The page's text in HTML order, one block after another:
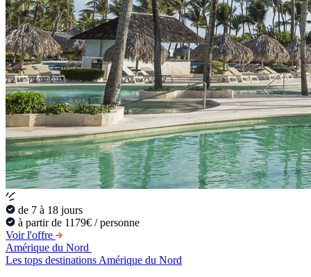
de 7 à 18 jours
à partir de 1179€ / personne
Voir l'offre
Amérique du Nord
Les tops destinations Amérique du Nord